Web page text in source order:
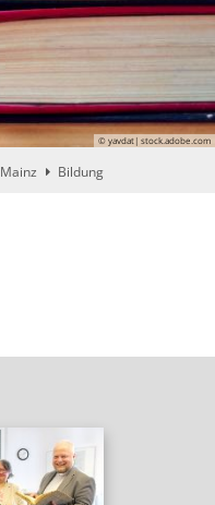
© yavdat| stock.adobe.com
Bildung